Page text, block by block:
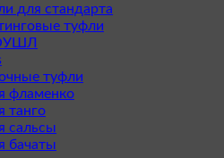
для стандарта
туфли
туфли
фламенко
танго
сальсы
бачаты